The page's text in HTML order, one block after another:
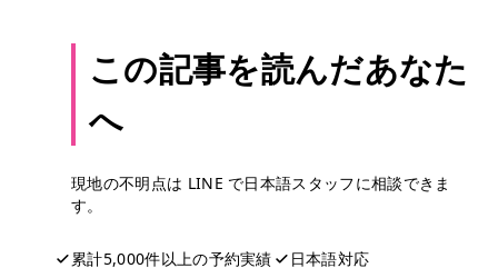
この記事を読んだあなた
へ
現地の不明点は LINE で日本語スタッフに相談できま
す。
累計5,000件以上の予約実績
日本語対応